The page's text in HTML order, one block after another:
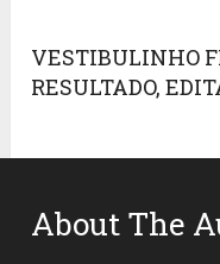
VESTIBULINHO
RESULTADO,
About The